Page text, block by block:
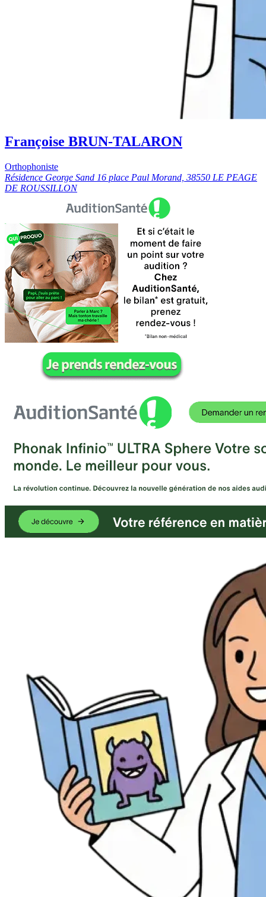
Françoise BRUN-TALARON
Orthophoniste
Résidence George Sand 16 place Paul Morand, 38550 LE PEAGE
DE ROUSSILLON